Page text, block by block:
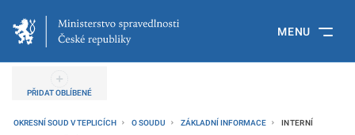
MENU
PŘIDAT OBLÍBENÉ
OKRESNÍ SOUD V TEPLICÍCH O SOUDU ZÁKLADNÍ INFORMACE
INTERNÍ